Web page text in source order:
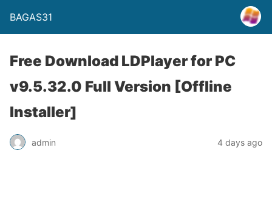
BAGAS31
Free Download LDPlayer for PC
v9.5.32.0 Full Version [Offline
Installer]
admin 4 days ago